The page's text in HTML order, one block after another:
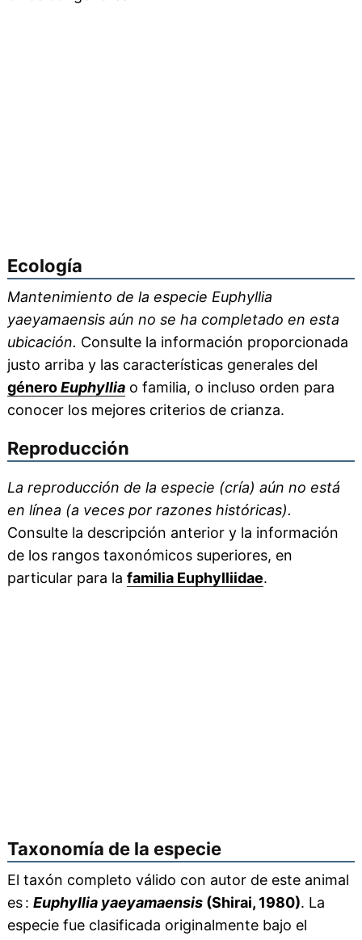
Ecología
Mantenimiento de la especie Euphyllia
yaeyamaensis aún no se ha completado en esta
ubicación. Consulte la información proporcionada
justo arriba y las características generales del
géneroEuphylliao familia, o incluso orden para
conocer los mejores criterios de crianza.
Reproducción
La reproducción de la especie (cría) aún no está
en línea (a veces por razones históricas).
Consulte la descripción anterior y la información
de los rangos taxonómicos superiores, en
particular para la familia Euphylliidae.
Taxonomía de la especie
El taxón completo válido con autor de este animal
es : Euphyllia yaeyamaensis(Shirai, 1980). La
especie fue clasificada originalmente bajo el